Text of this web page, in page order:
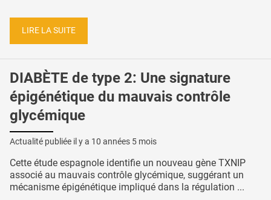
LIRE LA SUITE
DIABÈTE de type 2: Une signature
épigénétique du mauvais contrôle
glycémique
Actualité publiée il y a 10 années 5 mois
Cette étude espagnole identifie un nouveau gène TXNIP
associé au mauvais contrôle glycémique, suggérant un
mécanisme épigénétique impliqué dans la régulation ...